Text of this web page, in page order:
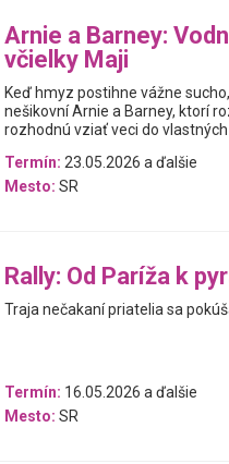
Arnie a Barney:
včielky Maji
Keď hmyz postihne vážne
nešikovní Arnie a Barney, ktorí
rozhodnú vziať veci do vlastných
Termín: 23.05.2026 a ďalšie
Mesto: SR
Rally: Od Paríža k
Traja nečakaní priatelia sa
Termín: 16.05.2026 a ďalšie
Mesto: SR